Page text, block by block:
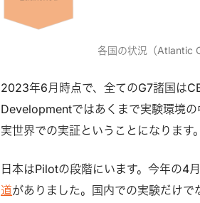
各国の状況（Atlantic
2023年6月時点で、全てのG7諸国は
Developmentではあくまで実験環境
実世界での実証ということになります。
日本はPilotの段階にいます。今年の4
道がありました。国内での実験だけ